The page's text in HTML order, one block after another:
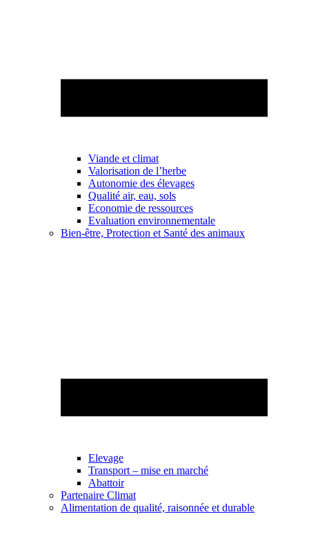
Viande et climat
Valorisation de l’herbe
Autonomie des élevages
Qualité air, eau, sols
Economie de ressources
Evaluation environnementale
Bien-être, Protection et Santé des animaux
Elevage
Transport – mise en marché
Abattoir
Partenaire Climat
Alimentation de qualité, raisonnée et durable